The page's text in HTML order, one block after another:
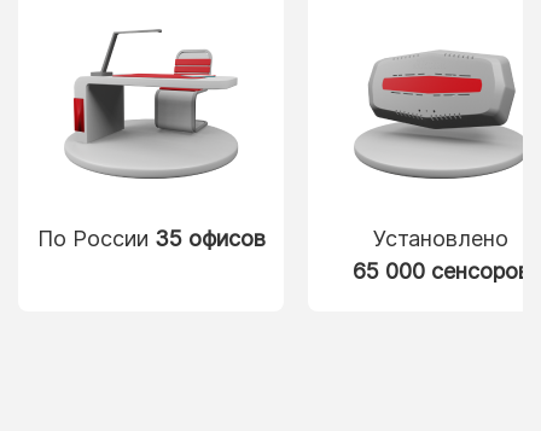
По России 35 офисов
Установлено
65 000 сенсоров